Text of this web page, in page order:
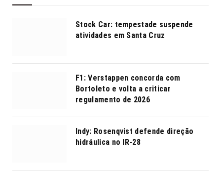
Stock Car: tempestade suspende
atividades em Santa Cruz
F1: Verstappen concorda com
Bortoleto e volta a criticar
regulamento de 2026
Indy: Rosenqvist defende direção
hidráulica no IR-28